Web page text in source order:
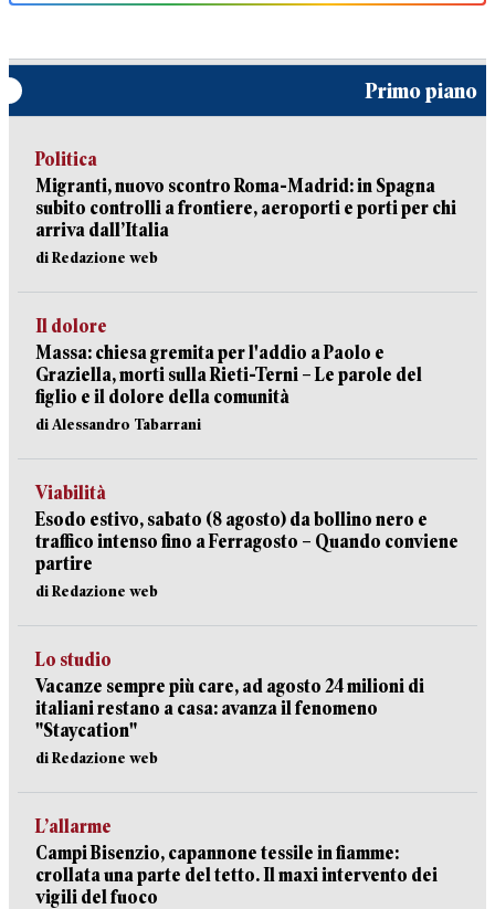
Primo piano
Politica
Migranti, nuovo scontro Roma-Madrid: in Spagna
subito controlli a frontiere, aeroporti e porti per chi
arriva dall’Italia
di Redazione web
Il dolore
Massa: chiesa gremita per l'addio a Paolo e
Graziella, morti sulla Rieti-Terni – Le parole del
figlio e il dolore della comunità
di Alessandro Tabarrani
Viabilità
Esodo estivo, sabato (8 agosto) da bollino nero e
traffico intenso fino a Ferragosto – Quando conviene
partire
di Redazione web
Lo studio
Vacanze sempre più care, ad agosto 24 milioni di
italiani restano a casa: avanza il fenomeno
"Staycation"
di Redazione web
L’allarme
Campi Bisenzio, capannone tessile in fiamme:
crollata una parte del tetto. Il maxi intervento dei
vigili del fuoco